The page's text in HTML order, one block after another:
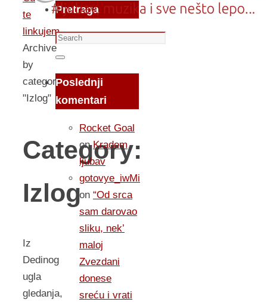
te
linkujem...
Archive
by
category
"Izlog"
Category:
Izlog
Iz
Dedinog
ugla
gledanja,
Pretraga
Search
for:
Search
Poslednji
komentari
Rocket Goal
onKradem
ljubav
gotovye_iwMi
on “Od srca
sam darovao
sliku, nek’
maloj
Zvezdani
donese
sreću i vrati